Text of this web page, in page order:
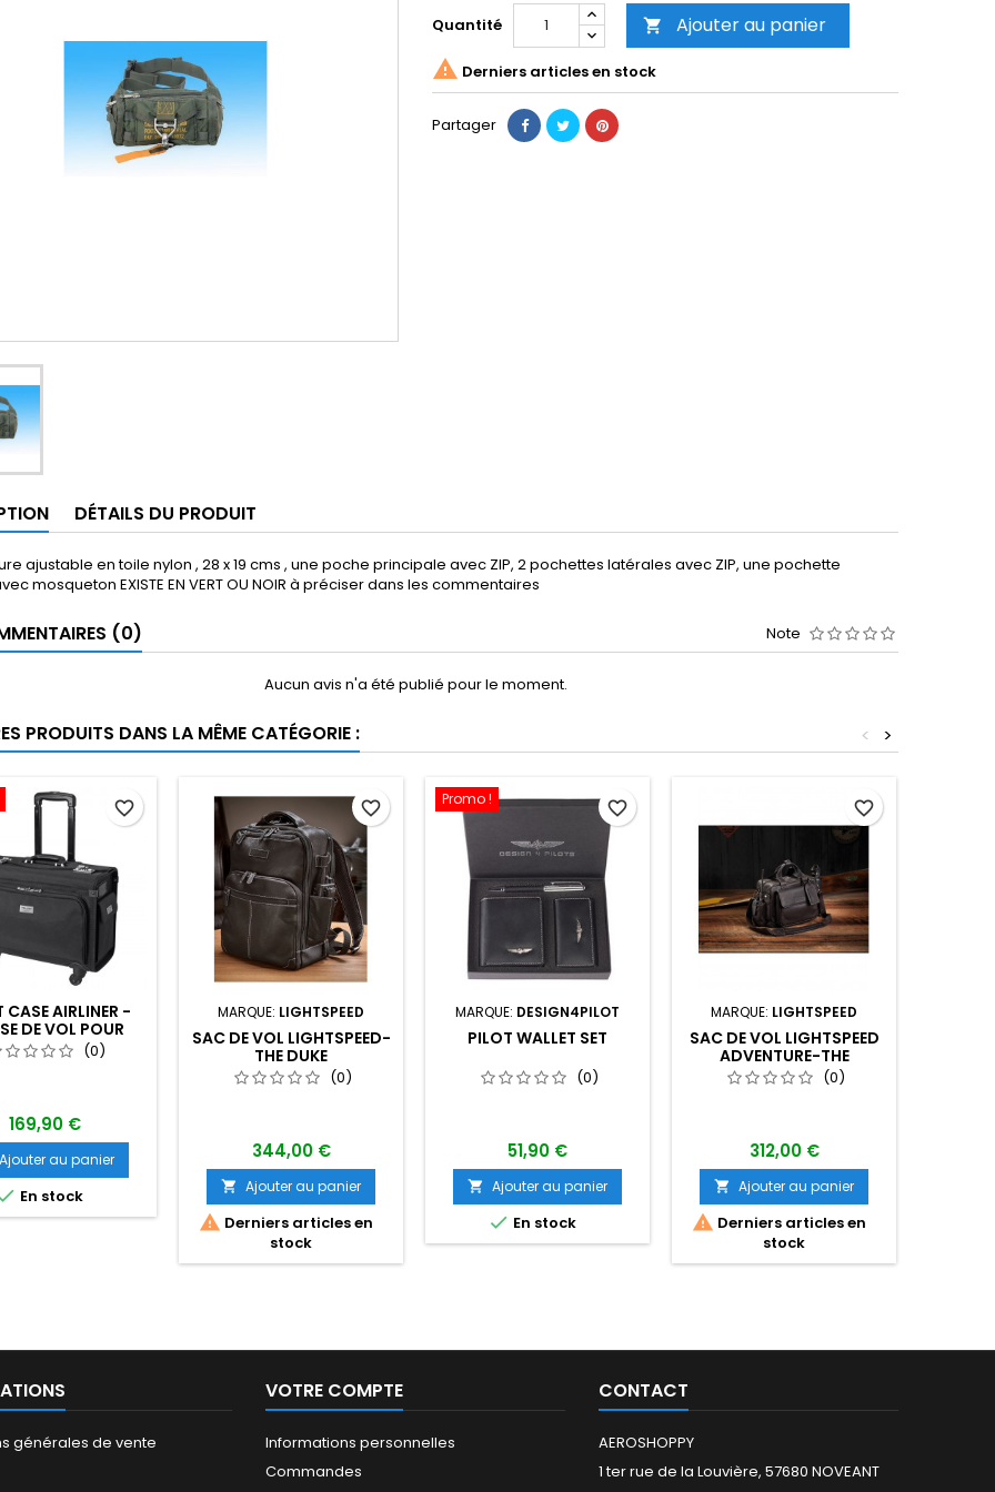
Quantité  Ajouter au panier
 Derniers articles en stock
Partager
DÉTAILS DU PRODUIT
ajustable en toile nylon , 28 x 19 cms , une poche principale avec ZIP, 2 pochettes latérales avec ZIP, une pochette
mosqueton EXISTE EN VERT OU NOIR à préciser dans les commentaires
(0) Note
Aucun avis n'a été publié pour le moment.
PRODUITS DANS LA MÊME CATÉGORIE : >
<
CASE AIRLINER -
DE VOL POUR
DE LIGNE
(0)
169,90 €
Ajouter au panier
En stock
favorite_border
MARQUE: LIGHTSPEED
SAC DE VOL LIGHTSPEED-
THE DUKE
(0)
344,00 €
 Ajouter au panier
 Derniers articles en
stock
favorite_border Promo !
MARQUE: DESIGN4PILOT
PILOT WALLET SET
(0)
51,90 €
 Ajouter au panier
 En stock
favorite_border
MARQUE: LIGHTSPEED
SAC DE VOL LIGHTSPEED
ADVENTURE-THE
MARKHAM(0)
312,00 €
 Ajouter au panier
 Derniers articles en
stock
favorite_border
générales de vente
VOTRE COMPTE
Informations personnelles
Commandes
CONTACT
AEROSHOPPY
1 ter rue de la Louvière, 57680 NOVEANT